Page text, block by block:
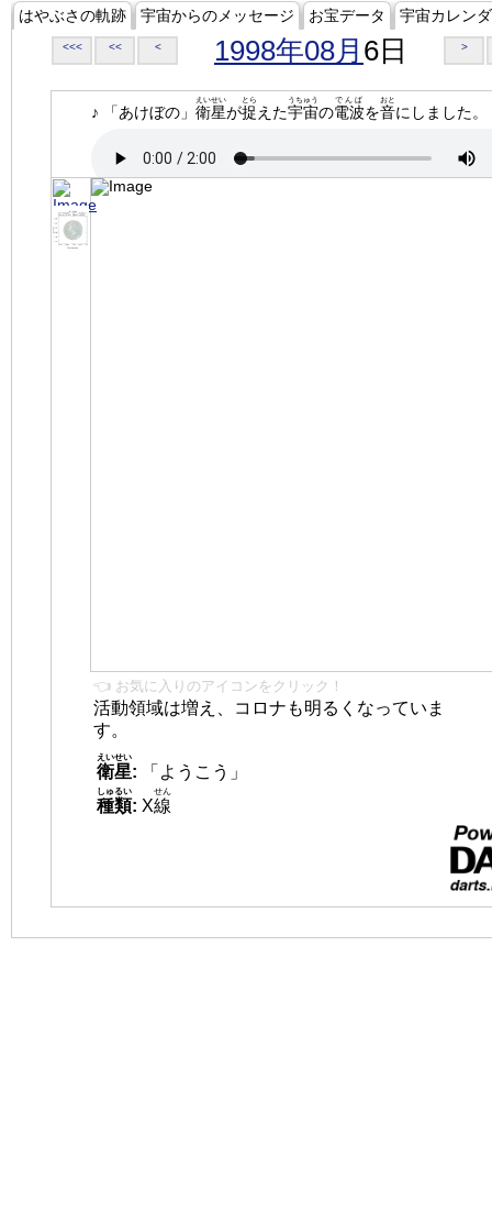
はやぶさの軌跡 宇宙からのメッセージ お宝データ 宇宙カレン
<<< << < 1998年08月 6日 >
♪ 「あけぼの」 衛星
えいせい
が捉
とら
えた宇宙
うちゅう
の電波
でんぱ
を音
おと
にしました。
👈 お気に入りのアイコンをクリック！
活動領域は増え、コロナも明るくなっていま
す。
衛星
えいせい
:
「ようこう」
種類
しゅるい
: X線
せん